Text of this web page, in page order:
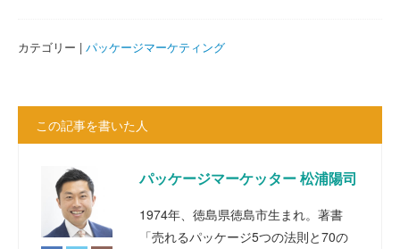
カテゴリー | パッケージマーケティング
この記事を書いた人
パッケージマーケッター 松浦陽司
1974年、徳島県徳島市生まれ。著書
「売れるパッケージ5つの法則と70の